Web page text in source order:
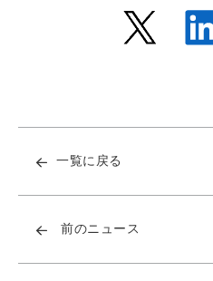
一覧に戻る
前のニュース